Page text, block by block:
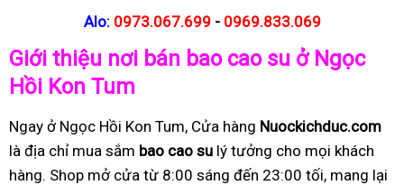
Alo: 0973.067.699 - 0969.833.069
Giới thiệu nơi bán bao cao su ở Ngọc
Hồi Kon Tum
Ngay ở Ngọc Hồi Kon Tum, Cửa hàng Nuockichduc.com
là địa chỉ mua sắm bao cao su lý tưởng cho mọi khách
hàng. Shop mở cửa từ 8:00 sáng đến 23:00 tối, mang lại